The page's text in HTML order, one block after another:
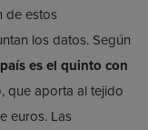
de estos
los datos. Según
es el quinto con
que aporta al tejido
euros. Las